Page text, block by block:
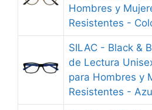
Hombres y
Resistentes -
SILAC - Black &
de Lectura
para Hombres y
Resistentes -